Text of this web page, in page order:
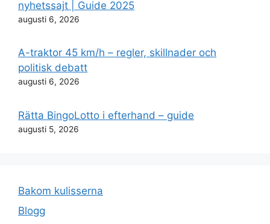
nyhetssajt | Guide 2025
augusti 6, 2026
A-traktor 45 km/h – regler, skillnader och
politisk debatt
augusti 6, 2026
Rätta BingoLotto i efterhand – guide
augusti 5, 2026
Bakom kulisserna
Blogg